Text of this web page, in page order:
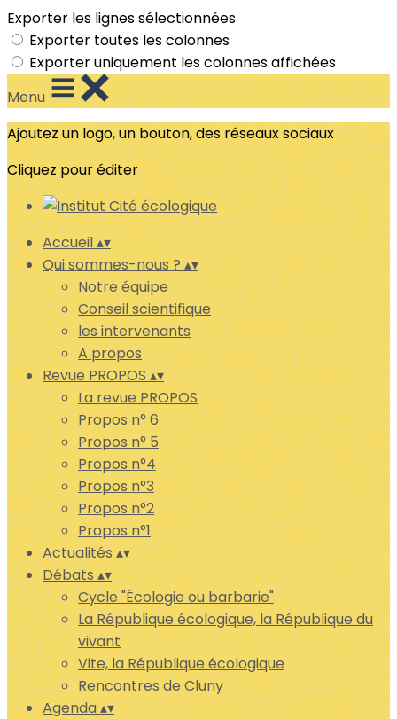
Exporter les lignes sélectionnées
Exporter toutes les colonnes
Exporter uniquement les colonnes affichées
Menu
Ajoutez un logo, un bouton, des réseaux sociaux
Cliquez pour éditer
Accueil▴▾
Qui sommes-nous ?▴▾
Notre équipe
Conseil scientifique
les intervenants
A propos
Revue PROPOS▴▾
La revue PROPOS
Propos n° 6
Propos n° 5
Propos n°4
Propos n°3
Propos n°2
Propos n°1
Actualités▴▾
Débats▴▾
Cycle "Écologie ou barbarie"
La République écologique, la République du
vivant
Vite, la République écologique
Rencontres de Cluny
Agenda▴▾